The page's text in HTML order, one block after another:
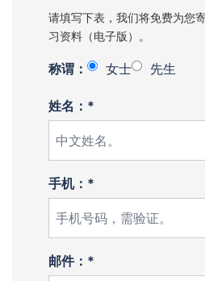
请填写下表，我们将免费为您
习资料（电子版）。
称谓： 女士 先生
姓名：*
手机：*
邮件：*